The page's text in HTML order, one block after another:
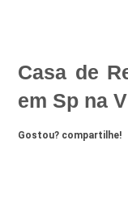
Casa de
em Sp na
Gostou? compartilhe!